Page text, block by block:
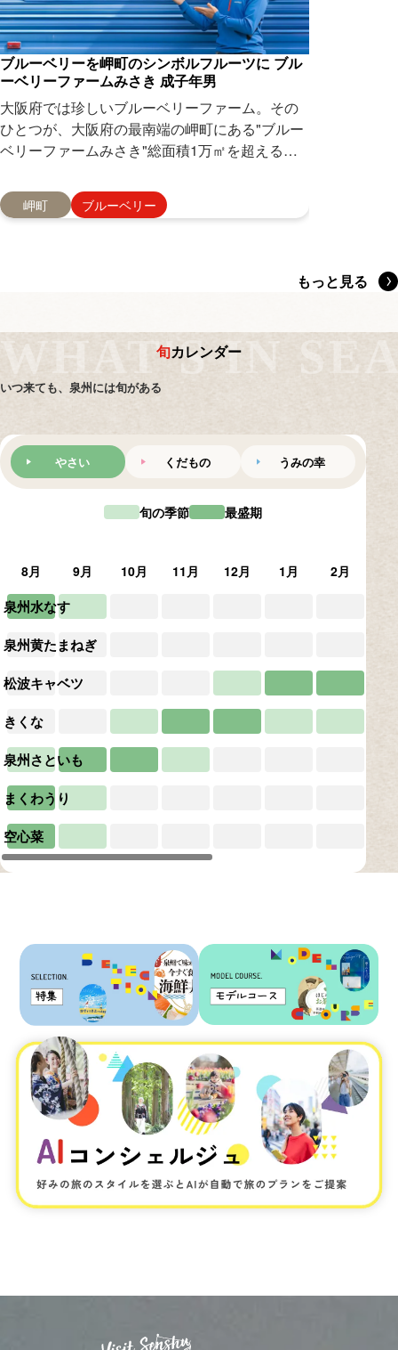
ブルーベリーを岬町のシンボルフルーツに ブル
ーベリーファームみさき 成子年男
大阪府では珍しいブルーベリーファーム。その
ひとつが、大阪府の最南端の岬町にある"ブルー
ベリーファームみさき"総面積1万㎡を超える広
されている成子さんを訪ねました。
岬町 ブルーベリー
もっと見る
旬カレンダー
WHAT'S IN
いつ来ても、泉州には旬がある
やさい くだもの うみの幸
旬の季節 最盛期
8月 9月 10月 11月 12月 1月 2月
泉州水なす
泉州黄たまねぎ
松波キャベツ
きくな
泉州さといも
まくわうり
空心菜